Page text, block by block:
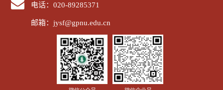
电话：020-89285371
邮箱：jysf@gpnu.edu.cn